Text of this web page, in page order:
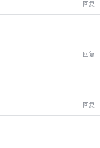
回复
回复
回复